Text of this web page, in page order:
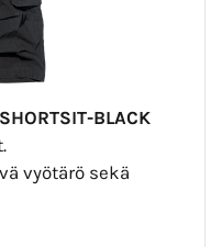
BLACK
vyötärö sekä